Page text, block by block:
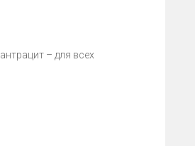
– для всех